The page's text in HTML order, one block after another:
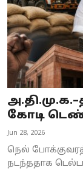
கோடி
Jun 28, 2026
நெல்
நடந்ததாக